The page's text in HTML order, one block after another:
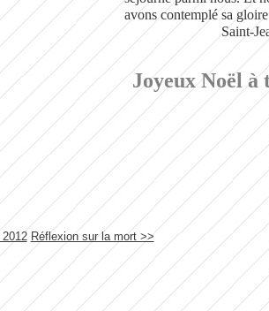
avons contemplé sa
Saint-
Joyeux Noël à
Réflexion sur la mort >>